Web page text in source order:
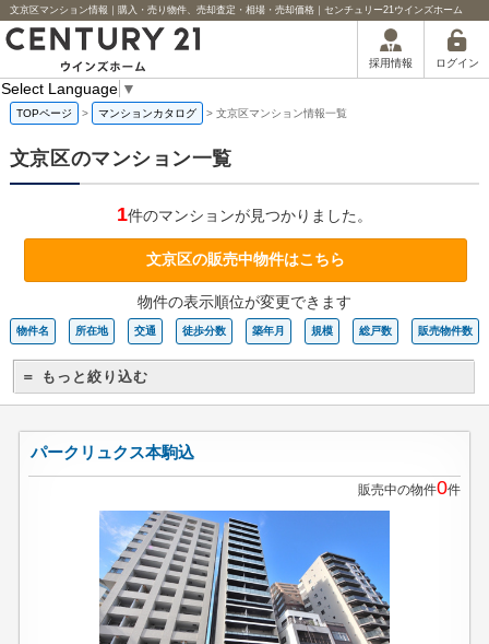
文京区マンション情報｜購入・売り物件、売却査定・相場・売却価格｜センチュリー21ウインズホーム
採用情報 ログイン
Select Language ▼
TOPページ > マンションカタログ > 文京区マンション情報一覧
文京区のマンション一覧
1件のマンションが見つかりました。
文京区の販売中物件はこちら
物件の表示順位が変更できます
物件名 所在地 交通 徒歩分数 築年月 規模 総戸数 販売物件数
＝ もっと絞り込む
パークリュクス本駒込
販売中の物件0件